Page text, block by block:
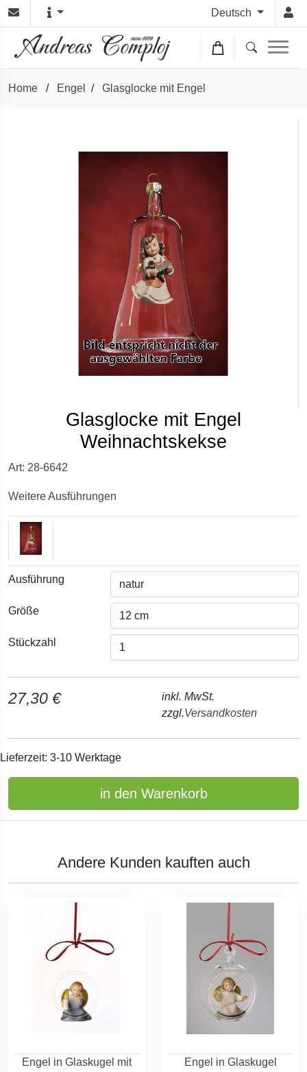
Deutsch
Home / Engel / Glasglocke mit Engel
Glasglocke mit Engel
Weihnachtskekse
Art: 28-6642
Weitere Ausführungen
Ausführung
Größe
Stückzahl
27,30 €
inkl. MwSt.
zzgl.Versandkosten
Lieferzeit: 3-10 Werktage
in den Warenkorb
Andere Kunden kauften auch
Engel in Glaskugel mit
Engel in Glaskugel